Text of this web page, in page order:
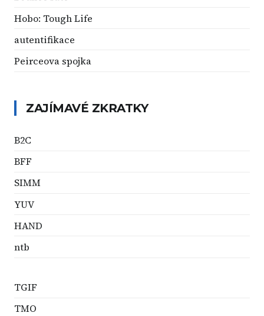
Hobo: Tough Life
autentifikace
Peirceova spojka
ZAJÍMAVÉ ZKRATKY
B2C
BFF
SIMM
YUV
HAND
ntb
TGIF
TMO